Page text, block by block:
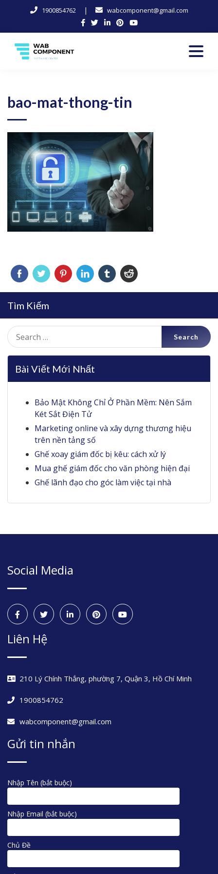
1900854762 | wabcomponent@gmail.com
content
bao-mat-thong-tin
Tìm Kiếm
Search
for:
Bài Viết Mới Nhất
Bảo Mật Không Chỉ Ở Phần Mềm: Nên Sắm
Két Sắt Điện Tử
Marketing online và xây dựng thương hiệu
trên nền tảng số
Ghế xoay giám đốc bị kêu: cách xử lý
Mua ghế giám đốc cho văn phòng hiện đại
Ghế lãnh đạo cho góc làm việc tại nhà
Social Media
Liên Hệ
210 Lý Chính Thắng, phường 7, Quận 3, Hồ Chí Minh
1900854762
wabcomponent@gmail.com
Gửi tin nhắn
Nhập Tên (bắt buộc)
Nhập Email (bắt buộc)
Chủ Đề